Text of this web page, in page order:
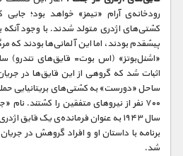
کشتی‌های اژدری متولد شدند. با وجود آنکه
پیشقدم بودند، اما این آلمانی‌ها بودند که
«اشنل‌بوتز» (اس بوت= قایق‌های تندرو)
اثبات شد که گروهی از این قایق‌ها در
ساحل «دورست» به کشتی‌های بریتانیایی
۷۰۰ نفر از نیروهای متفقین را کشتند.
سال ۱۹۴۳ به عنوان فرمانده‌ی یک قایق
برنامه با داستان او و افراد گروهش در
شد.